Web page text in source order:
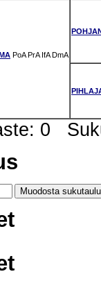
PoA PrA IfA DmA
0